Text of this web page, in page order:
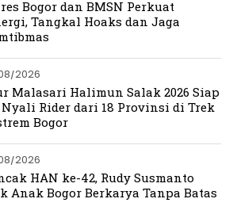
Bogor dan BMSN Perkuat
Tangkal Hoaks dan Jaga
2026
Malasari Halimun Salak 2026 Siap
Rider dari 18 Provinsi di Trek
Bogor
2026
HAN ke-42, Rudy Susmanto
Anak Bogor Berkarya Tanpa Batas